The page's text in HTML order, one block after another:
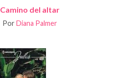
Camino del altar
Por Diana Palmer